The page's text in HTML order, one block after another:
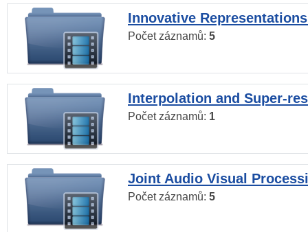
Innovative
Počet záznamů: 5
Interpolation and Super-
Počet záznamů: 1
Joint Audio Visual
Počet záznamů: 5